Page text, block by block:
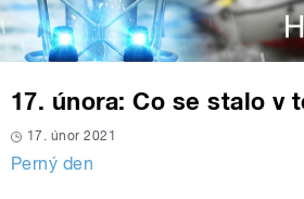
17. února: Co se stalo v
17. únor 2021
Perný den